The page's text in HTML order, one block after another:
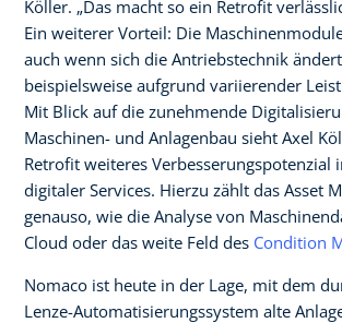
Köller. „Das macht so ein Retrofit
Ein weiterer Vorteil: Die
auch wenn sich die Antriebstechnik
beispielsweise aufgrund variierender
Mit Blick auf die zunehmende
Maschinen- und Anlagenbau sieht Axel
Retrofit weiteres Verbesserungspotenzial
digitaler Services. Hierzu zählt das Asset
genauso, wie die Analyse von
Cloud oder das weite Feld des Condition
Nomaco ist heute in der Lage, mit dem
Lenze-Automatisierungssystem alte